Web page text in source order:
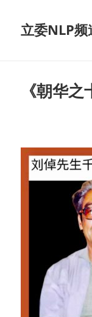
立委NLP频
《朝华